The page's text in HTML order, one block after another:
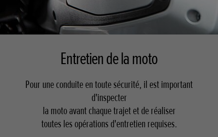
Entretien de la moto
Pour une conduite en toute sécurité, il est important
d'inspecter
la moto avant chaque trajet et de réaliser
toutes les opérations d'entretien requises.